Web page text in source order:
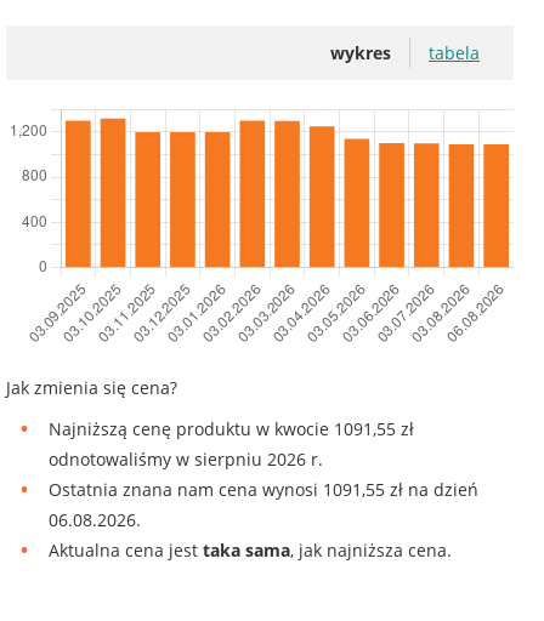
wykres tabela
Jak zmienia się cena?
Najniższą cenę produktu w kwocie 1091,55 zł
odnotowaliśmy w sierpniu 2026 r.
Ostatnia znana nam cena wynosi 1091,55 zł na dzień
06.08.2026.
Aktualna cena jest taka sama, jak najniższa cena.